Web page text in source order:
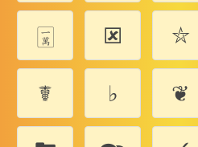
🀇
🗷 ⛦
☤
♭ ❦